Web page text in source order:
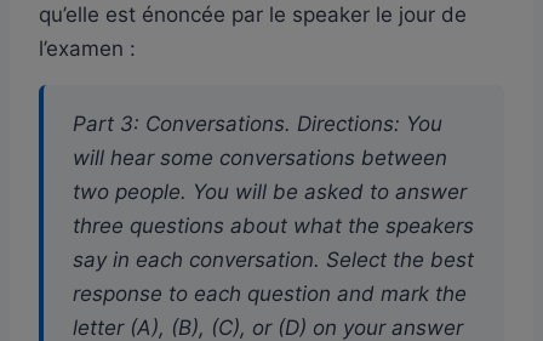
qu’elle est énoncée par le speaker le jour de
l’examen :
Part 3: Conversations. Directions: You
will hear some conversations between
two people. You will be asked to answer
three questions about what the speakers
say in each conversation. Select the best
response to each question and mark the
letter (A), (B), (C), or (D) on your answer